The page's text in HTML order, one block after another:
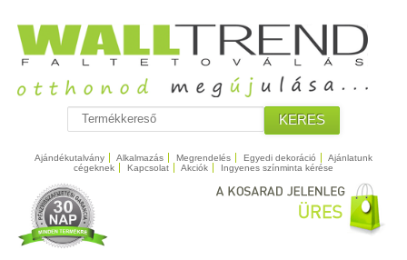
KERES
Ajándékutalvány Alkalmazás Megrendelés Egyedi dekoráció
Ajánlatunk
cégeknek
Kapcsolat Akciók Ingyenes színminta kérése